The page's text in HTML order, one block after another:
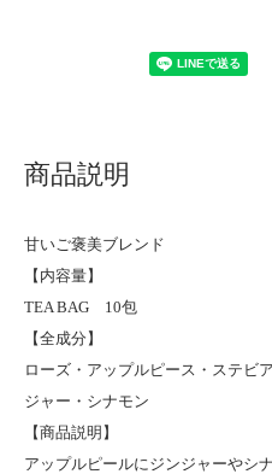
商品説明
甘いご褒美ブレンド
【内容量】
TEA BAG 10包
【全成分】
ローズ・アップルピース・ステビ
ジャー・シナモン
【商品説明】
アップルピールにジンジャーやシ